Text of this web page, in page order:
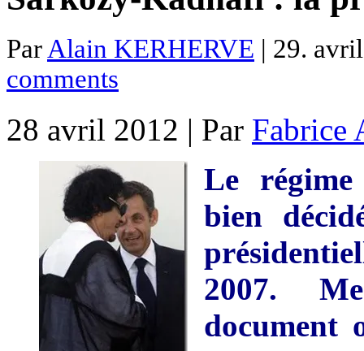
Par Alain KERHERVE | 29.
comments
28 avril 2012 | Par Fabrice
Le
bien
2007.
document